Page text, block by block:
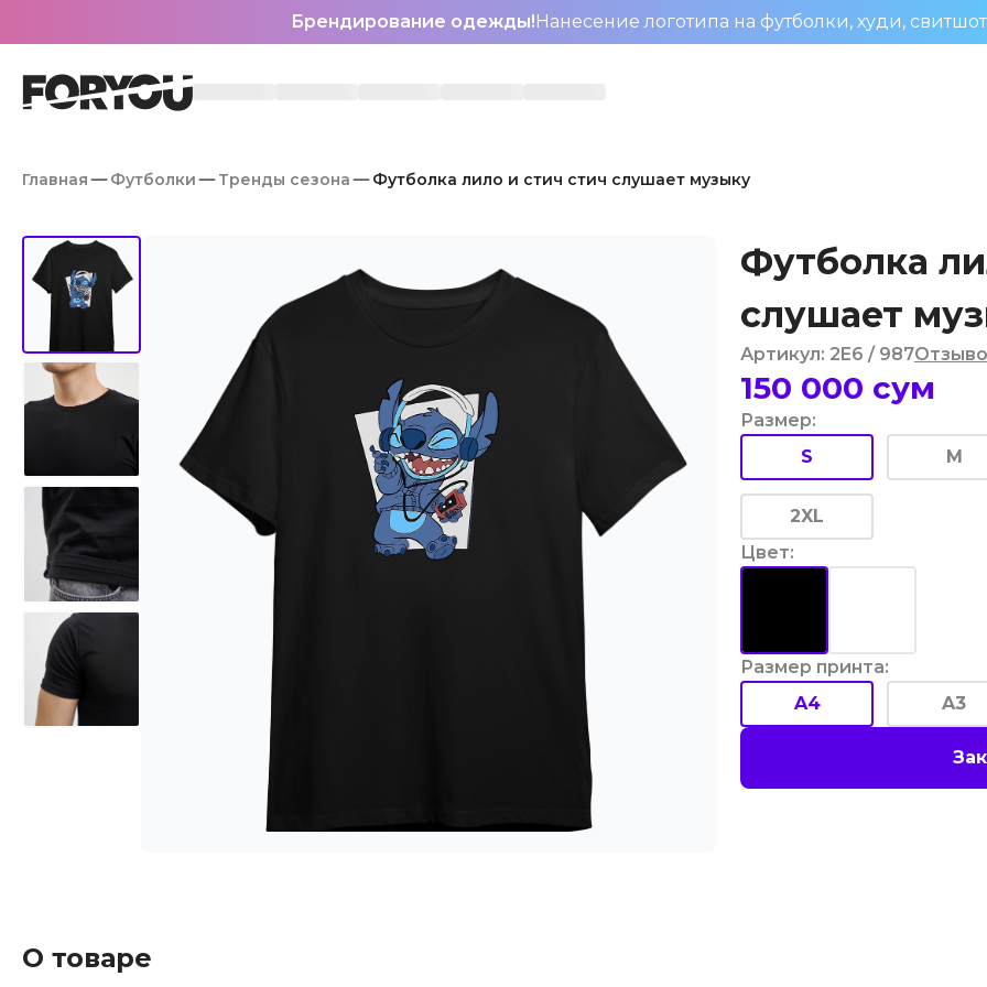
Брендирование одежды!Нанесение логотипа на футболки, худи,
Главная Футболки Тренды сезона Футболка лило и стич стич слушает музыку
Футболка
слушает
Артикул: 2E6 / 987
150 000 сум
Размер:
S
M
2XL
Цвет:
Размер принта:
A4
A3
О товаре